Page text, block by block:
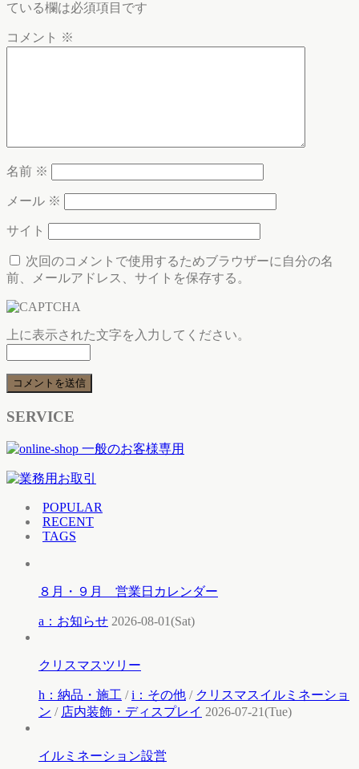
ている欄は必須項目です
コメント ※
名前 ※
メール ※
サイト
次回のコメントで使用するためブラウザーに自分の名
前、メールアドレス、サイトを保存する。
上に表示された文字を入力してください。
SERVICE
POPULAR
RECENT
TAGS
８月・９月 営業日カレンダー
a：お知らせ 2026-08-01(Sat)
クリスマスツリー
h：納品・施工 /i：その他 / クリスマスイルミネーショ
ン / 店内装飾・ディスプレイ 2026-07-21(Tue)
イルミネーション設営